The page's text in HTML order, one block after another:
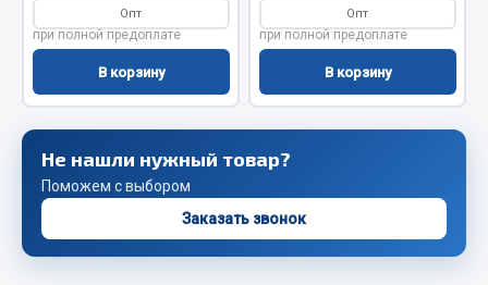
Показать ещё
Весь раздел
Подвеска
Опт
при полной предоплате
В корзину
Опт
при полной предоплате
В корзину
Не нашли нужный товар?
Поможем с выбором
Заказать звонок